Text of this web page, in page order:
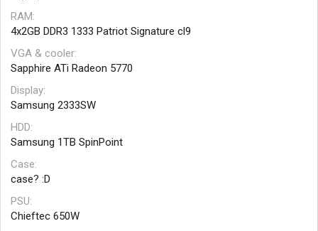
RAM
4x2GB DDR3 1333 Patriot Signature cl9
VGA & cooler
Sapphire ATi Radeon 5770
Display
Samsung 2333SW
HDD
Samsung 1TB SpinPoint
Case
case? :D
PSU
Chieftec 650W